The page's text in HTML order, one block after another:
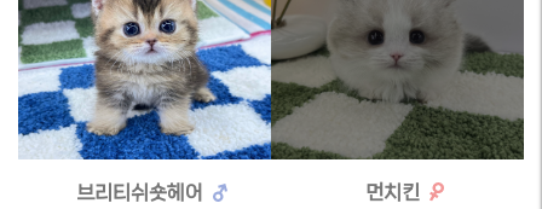
브리티쉬숏헤어
먼치킨